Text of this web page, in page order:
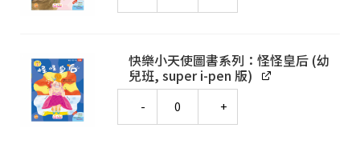
快樂小天使圖書系列：怪怪皇后 (幼
兒班, super i-pen 版)